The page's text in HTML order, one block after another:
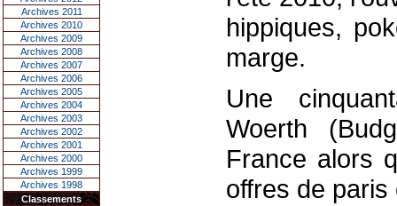
Archives 2011
Archives 2010
Archives 2009
Archives 2008
Archives 2007
Archives 2006
Archives 2005
Archives 2004
Archives 2003
Archives 2002
Archives 2001
Archives 2000
Archives 1999
Archives 1998
Classements
hippiques,
marge.
Une
Woerth
France alors
offres de paris